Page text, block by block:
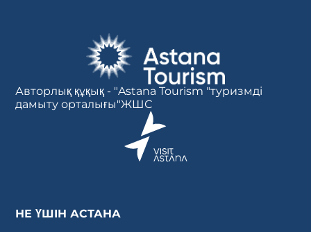
Авторлық құқық - "Astana Tourism "туризмді
дамыту орталығы"ЖШС
НЕ ҮШІН АСТАНА